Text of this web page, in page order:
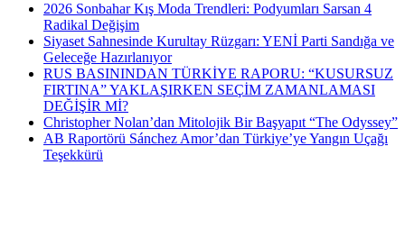
2026 Sonbahar Kış Moda Trendleri: Podyumları Sarsan 4
Radikal Değişim
Siyaset Sahnesinde Kurultay Rüzgarı: YENİ Parti Sandığa ve
Geleceğe Hazırlanıyor
RUS BASININDAN TÜRKİYE RAPORU: “KUSURSUZ
FIRTINA” YAKLAŞIRKEN SEÇİM ZAMANLAMASI
DEĞİŞİR Mİ?
Christopher Nolan’dan Mitolojik Bir Başyapıt “The Odyssey”
AB Raportörü Sánchez Amor’dan Türkiye’ye Yangın Uçağı
Teşekkürü